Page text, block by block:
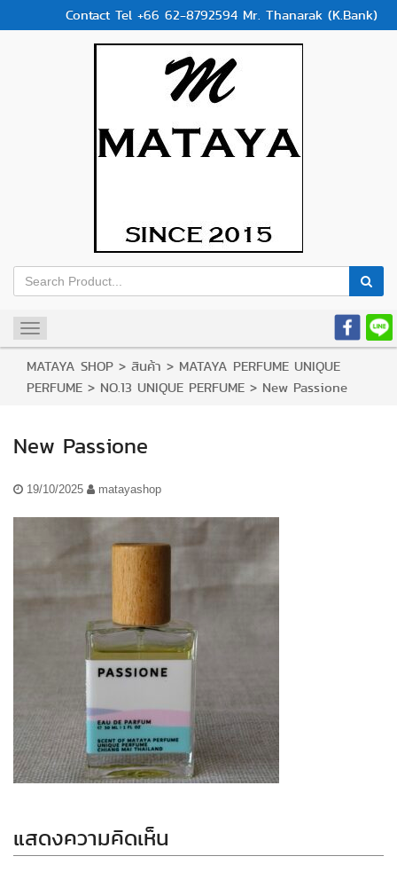
Contact Tel +66 62-8792594 Mr. Thanarak (K.Bank)
Toggle
navigation
MATAYA SHOP > สินค้า > MATAYA PERFUME UNIQUE
PERFUME > NO.13 UNIQUE PERFUME > New Passione
New Passione
19/10/2025 matayashop
แสดงความคิดเห็น